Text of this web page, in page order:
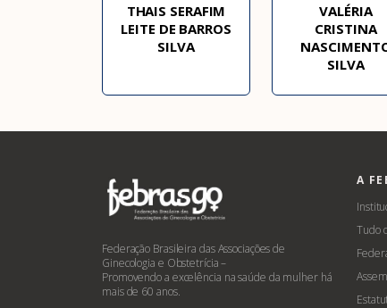
THAIS SERAFIM
LEITE DE BARROS
SILVA
VALÉRIA
CRISTINA
SILVA
Federação Brasileira das Associações de
Ginecologia e Obstetrícia –
Promovendo a excelência na saúde da mulher há
mais de 60 anos.
A
Tudo